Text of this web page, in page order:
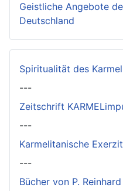
Geistliche Angebote
Deutschland
Spiritualität des Karmel
---
Zeitschrift
---
Karmelitanische
---
Bücher von P.